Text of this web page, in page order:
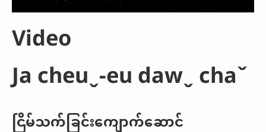
muiˬ-awˇ guiˬ lahˬ
a. Nui noeˬ nui duˇ
Website heu hmˬ-euˬ
Video
Ja cheuˬ-eu dawˬ chaˇ
ငြိမ်သက်ခြင်းကျောက်ဆောင်